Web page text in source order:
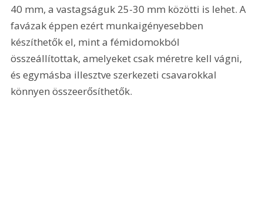
40 mm, a vastagságuk 25-30 mm közötti is lehet. A
favázak éppen ezért munkaigényesebben
készíthetők el, mint a fémidomokból
összeállítottak, amelyeket csak méretre kell vágni,
és egymásba illesztve szerkezeti csavarokkal
könnyen összeerősíthetők.